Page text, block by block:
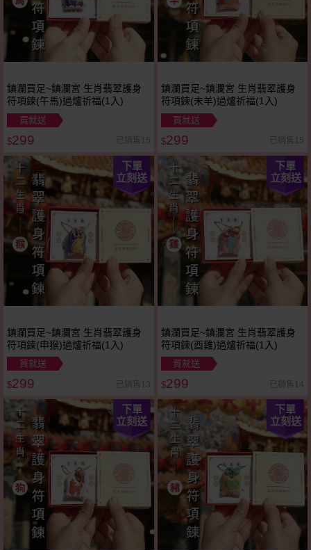
鎮瀾買足~鎮瀾宮 生肖翡翠護身
符項鍊(午馬)過爐祈福(1入)
買就送
$299 已銷售15
鎮瀾買足~鎮瀾宮 生肖翡翠護身
符項鍊(未羊)過爐祈福(1入)
買就送
$299 已銷售15
下單
立刻送
鎮瀾買足~鎮瀾宮 生肖翡翠護身
符項鍊(申猴)過爐祈福(1入)
買就送
$299 已銷售13
下單
立刻送
鎮瀾買足~鎮瀾宮 生肖翡翠護身
符項鍊(酉雞)過爐祈福(1入)
買就送
$299 已銷售14
下單
立刻送
下單
立刻送